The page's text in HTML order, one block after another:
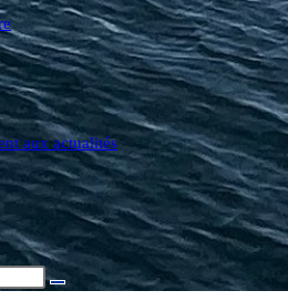
aux actualités